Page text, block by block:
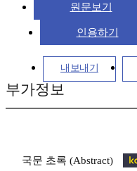
원문보기
인용하기
내보내기
부가정보
국문 초록 (Abstract)